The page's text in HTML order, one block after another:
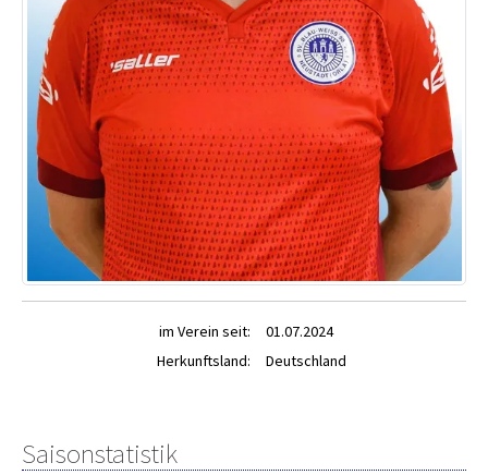
im Verein seit:
01.07.2024
Herkunftsland:
Deutschland
Saisonstatistik